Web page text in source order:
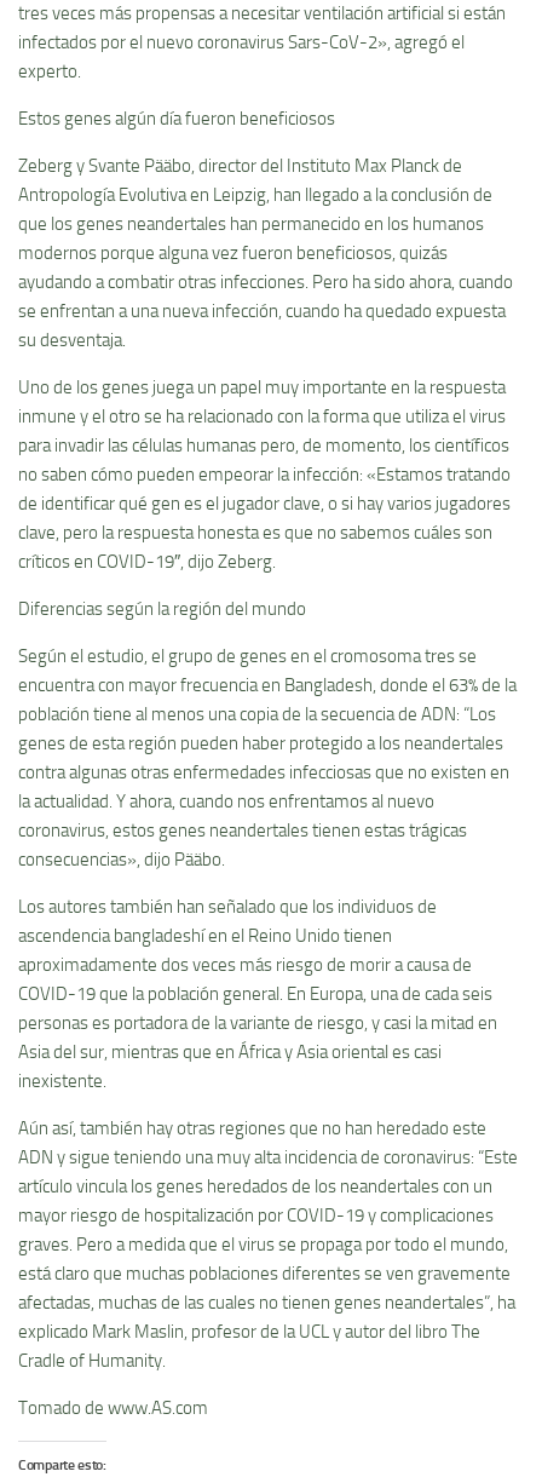
tres veces más propensas a necesitar ventilación artificial si están
infectados por el nuevo coronavirus Sars-CoV-2», agregó el
experto.
Estos genes algún día fueron beneficiosos
Zeberg y Svante Pääbo, director del Instituto Max Planck de
Antropología Evolutiva en Leipzig, han llegado a la conclusión de
que los genes neandertales han permanecido en los humanos
modernos porque alguna vez fueron beneficiosos, quizás
ayudando a combatir otras infecciones. Pero ha sido ahora, cuando
se enfrentan a una nueva infección, cuando ha quedado expuesta
su desventaja.
Uno de los genes juega un papel muy importante en la respuesta
inmune y el otro se ha relacionado con la forma que utiliza el virus
para invadir las células humanas pero, de momento, los científicos
no saben cómo pueden empeorar la infección: «Estamos tratando
de identificar qué gen es el jugador clave, o si hay varios jugadores
clave, pero la respuesta honesta es que no sabemos cuáles son
críticos en COVID-19″, dijo Zeberg.
Diferencias según la región del mundo
Según el estudio, el grupo de genes en el cromosoma tres se
encuentra con mayor frecuencia en Bangladesh, donde el 63% de la
población tiene al menos una copia de la secuencia de ADN: “Los
genes de esta región pueden haber protegido a los neandertales
contra algunas otras enfermedades infecciosas que no existen en
la actualidad. Y ahora, cuando nos enfrentamos al nuevo
coronavirus, estos genes neandertales tienen estas trágicas
consecuencias», dijo Pääbo.
Los autores también han señalado que los individuos de
ascendencia bangladeshí en el Reino Unido tienen
aproximadamente dos veces más riesgo de morir a causa de
COVID-19 que la población general. En Europa, una de cada seis
personas es portadora de la variante de riesgo, y casi la mitad en
Asia del sur, mientras que en África y Asia oriental es casi
inexistente.
Aún así, también hay otras regiones que no han heredado este
ADN y sigue teniendo una muy alta incidencia de coronavirus: “Este
artículo vincula los genes heredados de los neandertales con un
mayor riesgo de hospitalización por COVID-19 y complicaciones
graves. Pero a medida que el virus se propaga por todo el mundo,
está claro que muchas poblaciones diferentes se ven gravemente
afectadas, muchas de las cuales no tienen genes neandertales”, ha
explicado Mark Maslin, profesor de la UCL y autor del libro The
Cradle of Humanity.
Tomado de www.AS.com
Comparte esto: